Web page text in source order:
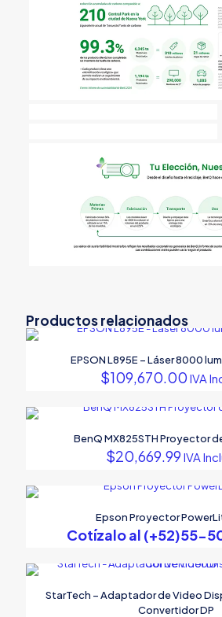
Productos relacionados
EPSON L895E – Láser 8000
$109,670.00 IVA
BenQ MX825STH Proyector
$20,669.99 IVA
Epson Proyector
Cotízalo al (+52)55-
StarTech – Adaptador de Video
Convertidor DP